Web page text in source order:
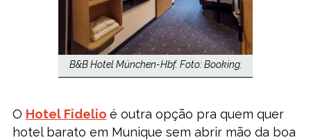
B&B Hotel München-Hbf. Foto: Booking.
O Hotel Fidelio é outra opção pra quem quer
hotel barato em Munique sem abrir mão da boa